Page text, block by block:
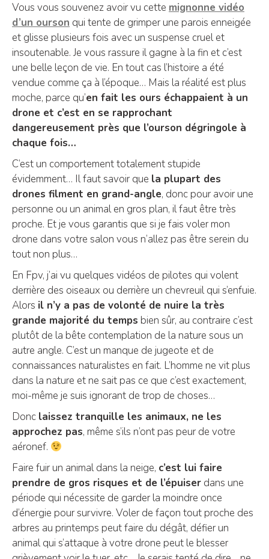
Vous vous souvenez avoir vu cette mignonne vidéo
d’un ourson qui tente de grimper une parois enneigée
et glisse plusieurs fois avec un suspense cruel et
insoutenable. Je vous rassure il gagne à la fin et c’est
une belle leçon de vie. En tout cas l’histoire a été
vendue comme ça à l’époque… Mais la réalité est plus
moche, parce qu’en fait les ours échappaient à un
drone et c’est en se rapprochant
dangereusement près que l’ourson dégringole à
chaque fois…
C’est un comportement totalement stupide
évidemment… Il faut savoir que la plupart des
drones filment en grand-angle, donc pour avoir une
personne ou un animal en gros plan, il faut être très
proche. Et je vous garantis que si je fais voler mon
drone dans votre salon vous n’allez pas être serein du
tout non plus…
En Fpv, j’ai vu quelques vidéos de pilotes qui volent
derrière des oiseaux ou derrière un chevreuil qui s’enfuie.
Alors il n’y a pas de volonté de nuire la très
grande majorité du temps bien sûr, au contraire c’est
plutôt de la bête contemplation de la nature sous un
autre angle. C’est un manque de jugeote et de
connaissances naturalistes en fait. L’homme ne vit plus
dans la nature et ne sait pas ce que c’est exactement,
moi-même je suis ignorant de trop de choses…
Donc laissez tranquille les animaux, ne les
approchez pas, même s’ils n’ont pas peur de votre
aéronef.
Faire fuir un animal dans la neige, c’est lui faire
prendre de gros risques et de l’épuiser dans une
période qui nécessite de garder la moindre once
d’énergie pour survivre. Voler de façon tout proche des
arbres au printemps peut faire du dégât, défier un
animal qui s’attaque à votre drone peut le blesser